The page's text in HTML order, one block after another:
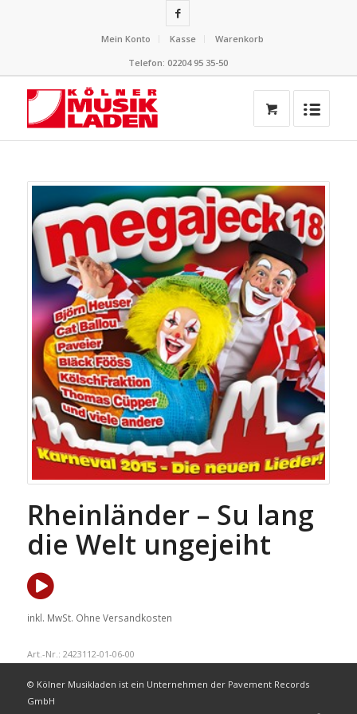
Mein Konto Kasse
Warenkorb
Telefon: 02204 95 35-50
Rheinländer – Su lang
die Welt ungejeiht
inkl. MwSt. Ohne Versandkosten
Art.-Nr.: 2423112-01-06-00
© Kölner Musikladen ist ein Unternehmen der Pavement Records
GmbH